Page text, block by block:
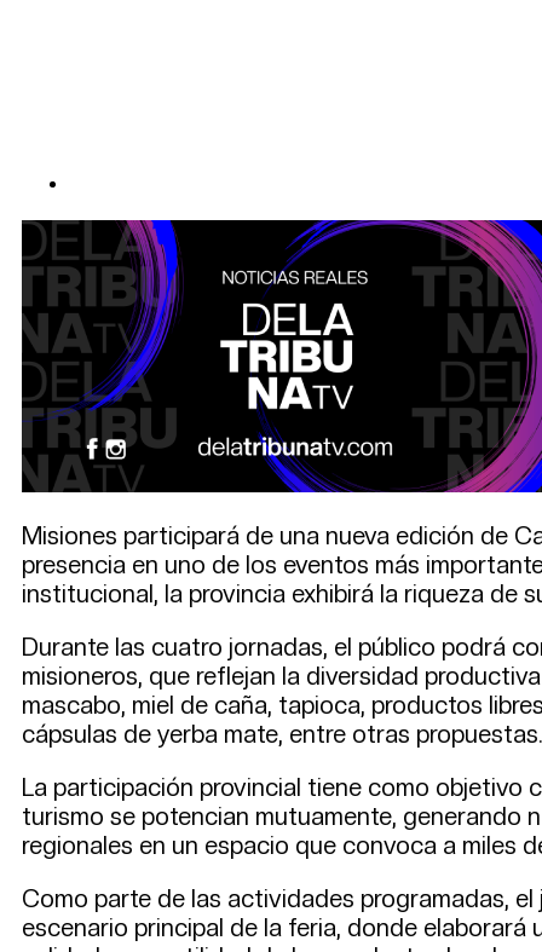
Misiones participará de una nueva edición de
presencia en uno de los eventos más
institucional, la provincia exhibirá la riqueza
Durante las cuatro jornadas, el público podrá
misioneros, que reflejan la diversidad
mascabo, miel de caña, tapioca, productos
cápsulas de yerba mate, entre otras propuestas.
La participación provincial tiene como objetivo
turismo se potencian mutuamente, generando
regionales en un espacio que convoca a miles
Como parte de las actividades programadas,
escenario principal de la feria, donde